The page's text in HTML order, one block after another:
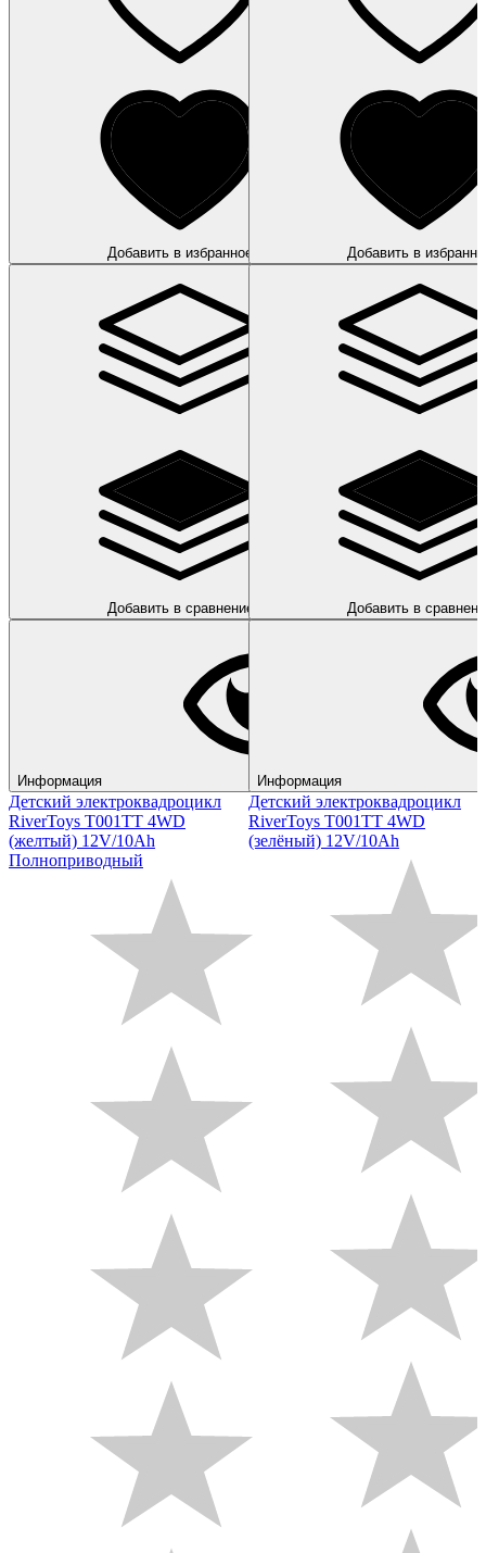
Добавить в избранное
Добавить в сравнение
Информация
Детский электроквадроцикл
RiverToys T001TT 4WD
(желтый) 12V/10Ah
Полноприводный
Добавить в
Добавить в
Информация
Детский электроквадроцикл
RiverToys T001TT 4WD
(зелёный) 12V/10Ah